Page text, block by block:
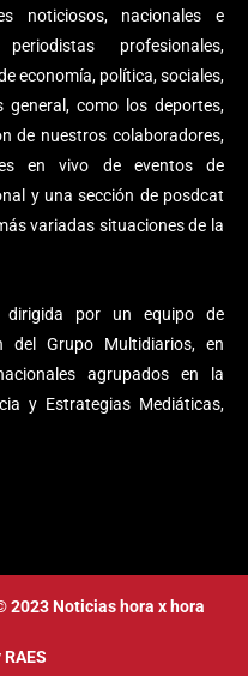
noticiosos, nacionales e
profesionales,
economía, política, sociales,
como los deportes,
de nuestros colaboradores,
en vivo de eventos de
y una sección de posdcat
variadas situaciones de la
dirigida por un equipo de
del Grupo Multidiarios, en
agrupados en la
y Estrategias Mediáticas,
2023 Noticias hora x hora
RAES